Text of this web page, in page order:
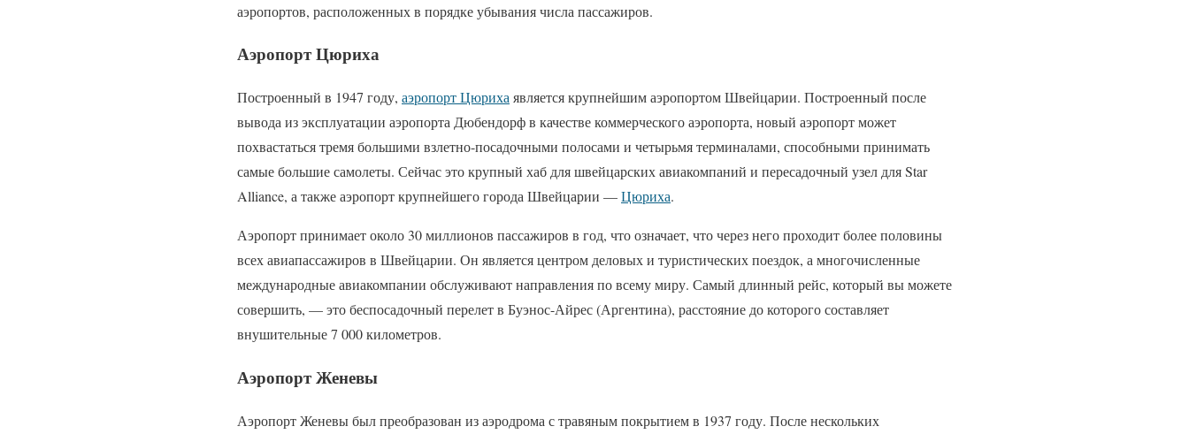
аэропортов, расположенных в порядке убывания числа пассажиров.
Аэропорт Цюриха
Построенный в 1947 году, аэропорт Цюриха является крупнейшим аэропортом Швейцарии. Построенный после
вывода из эксплуатации аэропорта Дюбендорф в качестве коммерческого аэропорта, новый аэропорт может
похвастаться тремя большими взлетно-посадочными полосами и четырьмя терминалами, способными принимать
самые большие самолеты. Сейчас это крупный хаб для швейцарских авиакомпаний и пересадочный узел для Star
Alliance, а также аэропорт крупнейшего города Швейцарии —Цюриха.
Аэропорт принимает около 30 миллионов пассажиров в год, что означает, что через него проходит более половины
всех авиапассажиров в Швейцарии. Он является центром деловых и туристических поездок, а многочисленные
международные авиакомпании обслуживают направления по всему миру. Самый длинный рейс, который вы можете
совершить, — это беспосадочный перелет в Буэнос-Айрес (Аргентина), расстояние до которого составляет
внушительные 7 000 километров.
Аэропорт Женевы
Аэропорт Женевы был преобразован из аэродрома с травяным покрытием в 1937 году. После нескольких